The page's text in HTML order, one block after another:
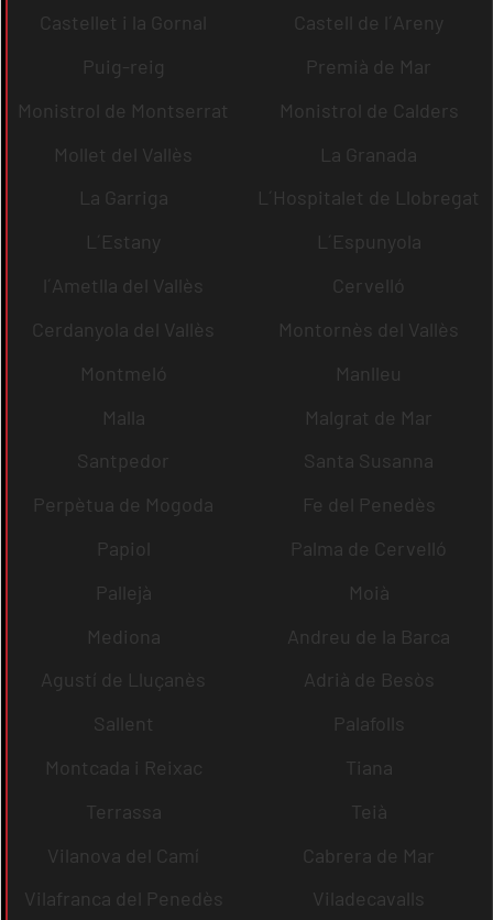
Castellet i la Gornal
Castell de l´Areny
Puig-reig
Premià de Mar
Monistrol de Montserrat
Monistrol de Calders
Mollet del Vallès
La Granada
La Garriga
L´Hospitalet de Llobregat
L´Estany
L´Espunyola
l´Ametlla del Vallès
Cervelló
Cerdanyola del Vallès
Montornès del Vallès
Montmeló
Manlleu
Malla
Malgrat de Mar
Santpedor
Santa Susanna
Perpètua de Mogoda
Fe del Penedès
Papiol
Palma de Cervelló
Pallejà
Moià
Mediona
Andreu de la Barca
Agustí de Lluçanès
Adrià de Besòs
Sallent
Palafolls
Montcada i Reixac
Tiana
Terrassa
Teià
Vilanova del Camí
Cabrera de Mar
Vilafranca del Penedès
Viladecavalls